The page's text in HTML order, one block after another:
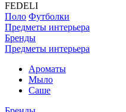
FEDELI
Поло Футболки
Предметы интерьера
Бренды
Предметы интерьера
Ароматы
Мыло
Саше